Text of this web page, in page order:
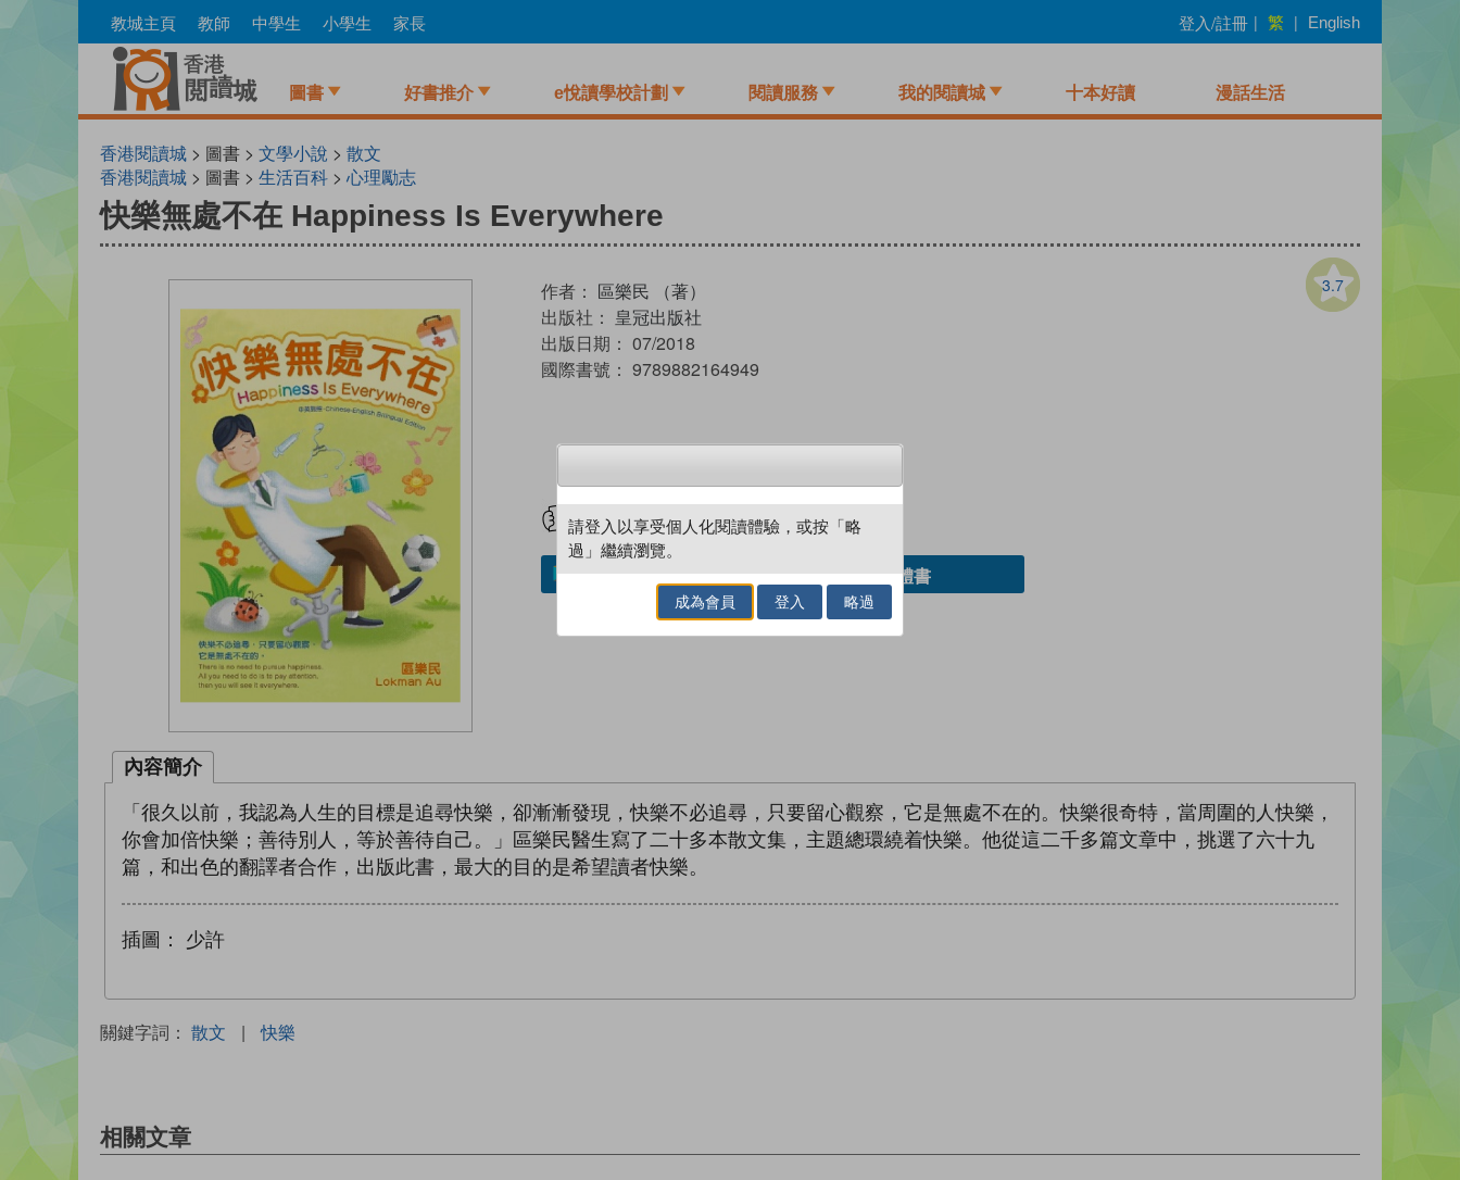
to
教城主頁 教師 中學生 小學生 家長 登入/註冊 | 繁 | English
圖書 好書推介 e悅讀學校計劃 閱讀服務 我的閱讀城 十本好讀 漫話生活
香港閱讀城 > 圖書 > 文學小說 > 散文
香港閱讀城 > 圖書 > 生活百科 > 心理勵志
快樂無處不在 Happiness Is Everywhere
3.7
作者： 區樂民 （著）
出版社： 皇冠出版社
出版日期： 07/2018
國際書號： 9789882164949
試閲 加入閱讀紀錄
加入／閱讀電子書 借閱實體書
內容簡介
「很久以前，我認為人生的目標是追尋快樂，卻漸漸發現，快樂不必追尋，只要留心觀察，它是無處不在的。快樂很奇特，當周圍的人快樂，
你會加倍快樂；善待別人，等於善待自己。」區樂民醫生寫了二十多本散文集，主題總環繞着快樂。他從這二千多篇文章中，挑選了六十九
篇，和出色的翻譯者合作，出版此書，最大的目的是希望讀者快樂。
插圖： 少許
關鍵字詞： 散文 | 快樂
相關文章
請登入以享受個人化閱讀體驗，或按「略
過」繼續瀏覽。
成為會員 登入 略過